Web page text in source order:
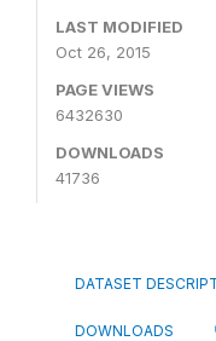
LAST MODIFIED
Oct 26, 2015
PAGE VIEWS
6432630
DOWNLOADS
41736
DATASET
DOWNLOADS